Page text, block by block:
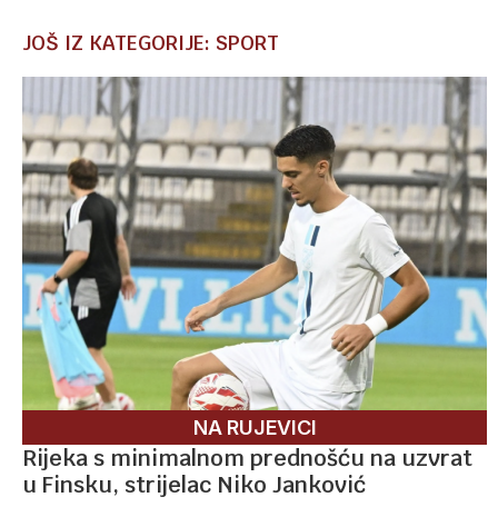
JOŠ IZ KATEGORIJE: SPORT
NA RUJEVICI
Rijeka s minimalnom prednošću na uzvrat
u Finsku, strijelac Niko Janković